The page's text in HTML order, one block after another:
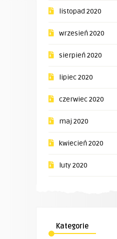
listopad 2020
wrzesień 2020
sierpień 2020
lipiec 2020
czerwiec 2020
maj 2020
kwiecień 2020
luty 2020
Kategorie